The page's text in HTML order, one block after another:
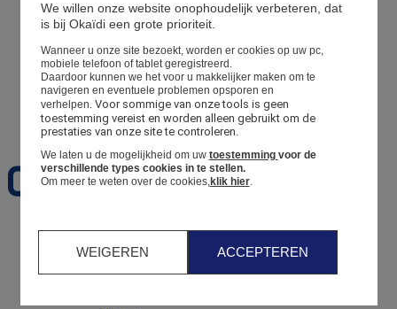
Winkel
Mijn informatie
Een bestelling volgen
Mandje
Favorieten
Geboorte0 - 12 maanden
We willen onze website onophoudelijk verbeteren, dat
is bij Okaïdi een grote prioriteit.
Wanneer u onze site bezoekt, worden er cookies op uw pc,
mobiele telefoon of tablet geregistreerd.
Daardoor kunnen we het voor u makkelijker maken om te
navigeren en eventuele problemen opsporen en
verhelpen. Voor sommige van onze tools is geen
toestemming vereist en worden alleen gebruikt om de
prestaties van onze site te controleren.
We laten u de mogelijkheid om uw toestemming voor de
verschillende types cookies in te stellen.
Om meer te weten over de cookies,klik hier.
WEIGEREN ACCEPTEREN